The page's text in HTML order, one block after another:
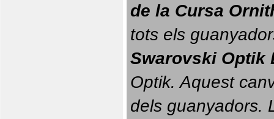
de la Cursa
tots els
Swarovski Optik
Optik. Aquest
dels guanyadors.